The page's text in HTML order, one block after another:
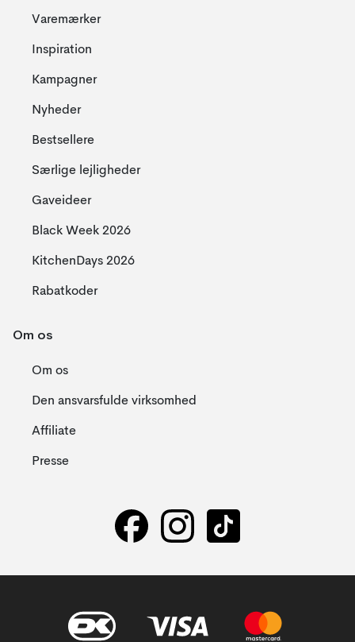
Varemærker
Inspiration
Kampagner
Nyheder
Bestsellere
Særlige lejligheder
Gaveideer
Black Week 2026
KitchenDays 2026
Rabatkoder
Om os
Om os
Den ansvarsfulde virksomhed
Affiliate
Presse